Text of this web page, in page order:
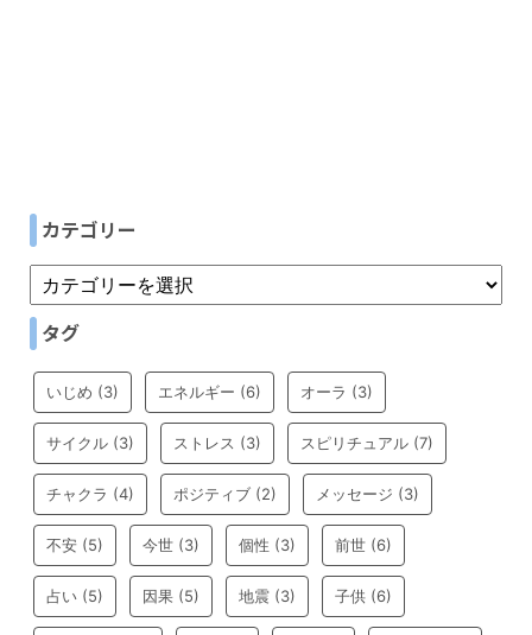
カテゴリー
タグ
いじめ (3) エネルギー (6) オーラ (3)
サイクル (3) ストレス (3) スピリチュアル (7)
チャクラ (4) ポジティブ (2) メッセージ (3)
不安 (5) 今世 (3) 個性 (3) 前世 (6)
占い (5) 因果 (5) 地震 (3) 子供 (6)